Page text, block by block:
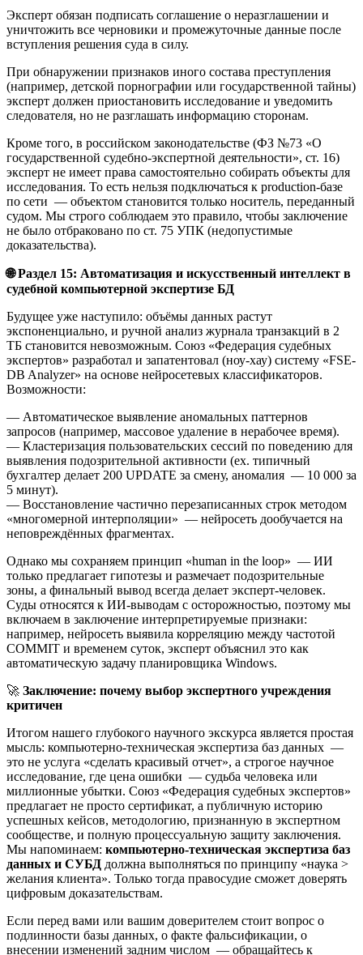
Эксперт обязан подписать соглашение о неразглашении и
уничтожить все черновики и промежуточные данные после
вступления решения суда в силу.
При обнаружении признаков иного состава преступления
(например, детской порнографии или государственной тайны)
эксперт должен приостановить исследование и уведомить
следователя, но не разглашать информацию сторонам.
Кроме того, в российском законодательстве (ФЗ №73 «О
государственной судебно-экспертной деятельности», ст. 16)
эксперт не имеет права самостоятельно собирать объекты для
исследования. То есть нельзя подключаться к production-базе
по сети — объектом становится только носитель, переданный
судом. Мы строго соблюдаем это правило, чтобы заключение
не было отбраковано по ст. 75 УПК (недопустимые
доказательства).
🌐Раздел 15: Автоматизация и искусственный интеллект в
судебной компьютерной экспертизе БД
Будущее уже наступило: объёмы данных растут
экспоненциально, и ручной анализ журнала транзакций в 2
ТБ становится невозможным. Союз «Федерация судебных
экспертов» разработал и запатентовал (ноу-хау) систему «FSE-
DB Analyzer» на основе нейросетевых классификаторов.
Возможности:
— Автоматическое выявление аномальных паттернов
запросов (например, массовое удаление в нерабочее время).
— Кластеризация пользовательских сессий по поведению для
выявления подозрительной активности (ex. типичный
бухгалтер делает 200 UPDATE за смену, аномалия — 10 000 за
5 минут).
— Восстановление частично перезаписанных строк методом
«многомерной интерполяции» — нейросеть дообучается на
неповреждённых фрагментах.
Однако мы сохраняем принцип «human in the loop» — ИИ
только предлагает гипотезы и размечает подозрительные
зоны, а финальный вывод всегда делает эксперт-человек.
Суды относятся к ИИ-выводам с осторожностью, поэтому мы
включаем в заключение интерпретируемые признаки:
например, нейросеть выявила корреляцию между частотой
COMMIT и временем суток, эксперт объяснил это как
автоматическую задачу планировщика Windows.
🚀 Заключение: почему выбор экспертного учреждения
критичен
Итогом нашего глубокого научного экскурса является простая
мысль: компьютерно-техническая экспертиза баз данных —
это не услуга «сделать красивый отчет», а строгое научное
исследование, где цена ошибки — судьба человека или
миллионные убытки. Союз «Федерация судебных экспертов»
предлагает не просто сертификат, а публичную историю
успешных кейсов, методологию, признанную в экспертном
сообществе, и полную процессуальную защиту заключения.
Мы напоминаем: компьютерно-техническая экспертиза баз
данных и СУБД должна выполняться по принципу «наука >
желания клиента». Только тогда правосудие сможет доверять
цифровым доказательствам.
Если перед вами или вашим доверителем стоит вопрос о
подлинности базы данных, о факте фальсификации, о
внесении изменений задним числом — обращайтесь к